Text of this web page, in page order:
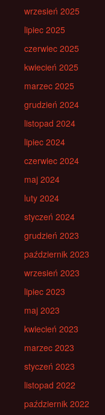
wrzesień 2025
lipiec 2025
czerwiec 2025
kwiecień 2025
marzec 2025
grudzień 2024
listopad 2024
lipiec 2024
czerwiec 2024
maj 2024
luty 2024
styczeń 2024
grudzień 2023
październik 2023
wrzesień 2023
lipiec 2023
maj 2023
kwiecień 2023
marzec 2023
styczeń 2023
listopad 2022
październik 2022